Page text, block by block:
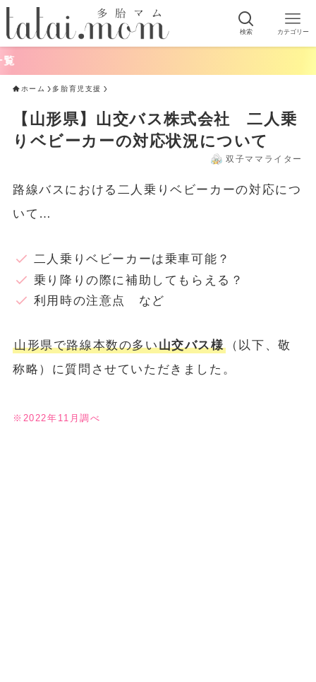
検索 カテゴリー
ホーム 多胎育児支援
【山形県】山交バス株式会社 二人乗
りベビーカーの対応状況について
双子ママライター
路線バスにおける二人乗りベビーカーの対応につ
いて…
二人乗りベビーカーは乗車可能？
乗り降りの際に補助してもらえる？
利用時の注意点 など
山形県で路線本数の多い山交バス様（以下、敬
称略）に質問させていただきました。
※2022年11月調べ